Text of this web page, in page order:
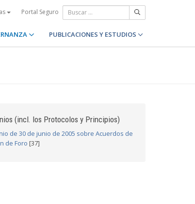
Portal Seguro
PUBLICACIONES Y ESTUDIOS
(incl. los Protocolos y Principios)
de 30 de junio de 2005 sobre Acuerdos de
de Foro [37]